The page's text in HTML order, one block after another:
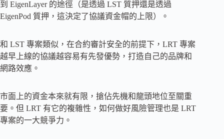
到 EigenLayer 的途徑（是透過 LST 質押還是透過
EigenPod 質押，這決定了協議資金帽的上限）。
和 LST 專案類似，在合約審計安全的前提下，LRT 專案
越早上線的協議越容易有先發優勢，打造自己的品牌和
網路效應。
市面上的資金本來就有限，搶佔先機和龍頭地位至關重
要。但 LRT 有它的複雜性，如何做好風險管理也是 LRT
專案的一大競爭力。